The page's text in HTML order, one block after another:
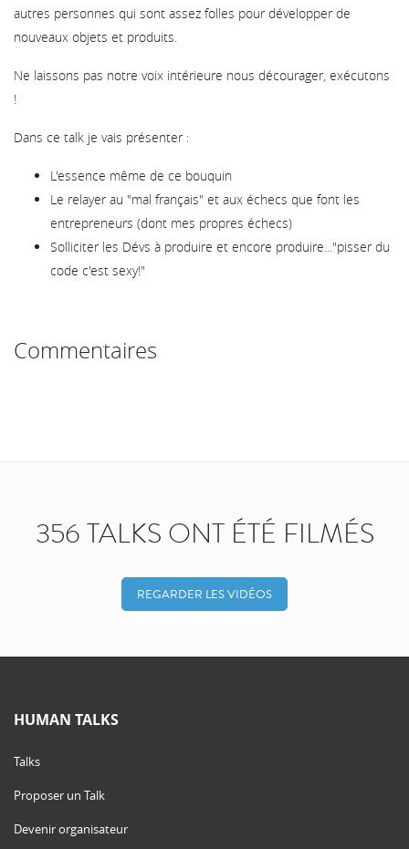
autres personnes qui sont assez folles pour développer de
nouveaux objets et produits.
Ne laissons pas notre voix intérieure nous décourager, exécutons
!
Dans ce talk je vais présenter :
L'essence même de ce bouquin
Le relayer au "mal français" et aux échecs que font les
entrepreneurs (dont mes propres échecs)
Solliciter les Dévs à produire et encore produire..."pisser du
code c'est sexy!"
Commentaires
356 TALKS ONT ÉTÉ FILMÉS
REGARDER LES VIDÉOS
HUMAN TALKS
Talks
Proposer un Talk
Devenir organisateur